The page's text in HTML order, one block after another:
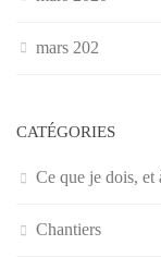
mars 202
CATÉGORIES
Ce que je dois, et
Chantiers